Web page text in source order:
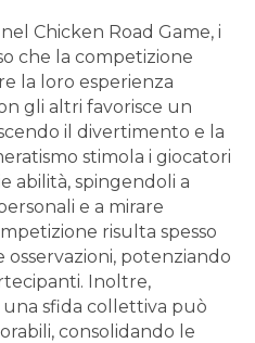
Chicken Road Game, i
che la competizione
la loro esperienza
gli altri favorisce un
il divertimento e la
stimola i giocatori
abilità, spingendoli a
e a mirare
risulta spesso
osservazioni, potenziando
Inoltre,
una sfida collettiva può
consolidando le